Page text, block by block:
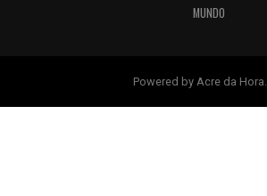
MUNDO
Powered by Acre da Hora.